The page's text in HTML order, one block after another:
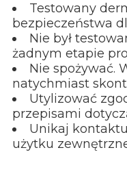
Testowany
bezpieczeństwa
Nie był
żadnym etapie
Nie spożywać.
natychmiast
Utylizować
przepisami
Unikaj
użytku